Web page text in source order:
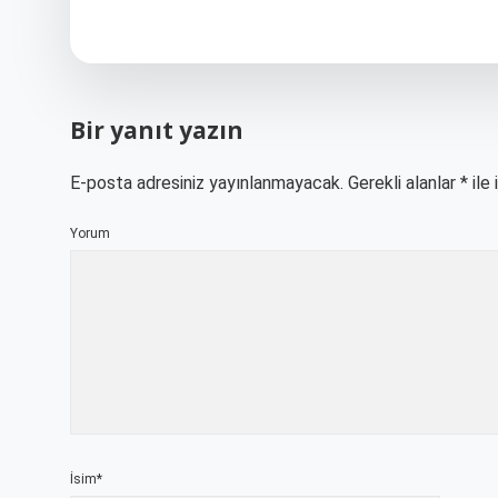
Bir yanıt yazın
E-posta adresiniz yayınlanmayacak. Gerekli alanlar * ile
Yorum
İsim*